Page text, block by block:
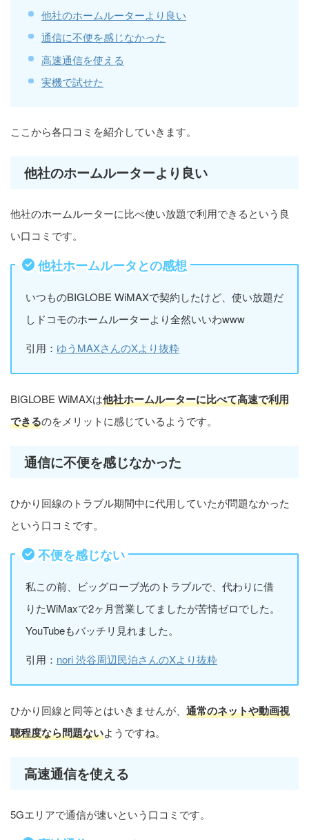
他社のホームルーターより良い
通信に不便を感じなかった
高速通信を使える
実機で試せた
ここから各口コミを紹介していきます。
他社のホームルーターより良い
他社のホームルーターに比べ使い放題で利用できるという良
い口コミです。
他社ホームルータとの感想
いつものBIGLOBE WiMAXで契約したけど、使い放題だ
しドコモのホームルーターより全然いいわwww
引用： ゆうMAXさんのXより抜粋
BIGLOBE WiMAXは他社ホームルーターに比べて高速で利用
できるのをメリットに感じているようです。
通信に不便を感じなかった
ひかり回線のトラブル期間中に代用していたが問題なかった
という口コミです。
不便を感じない
私この前、ビッグローブ光のトラブルで、代わりに借
りたWiMaxで2ヶ月営業してましたが苦情ゼロでした。
YouTubeもバッチリ見れました。
引用： nori 渋谷周辺民泊さんのXより抜粋
ひかり回線と同等とはいきませんが、 通常のネットや動画視
聴程度なら問題ないようですね。
高速通信を使える
5Gエリアで通信が速いという口コミです。